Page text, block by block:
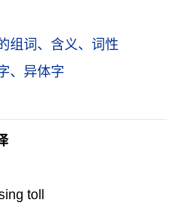
组词、含义、词性
、异体字
toll